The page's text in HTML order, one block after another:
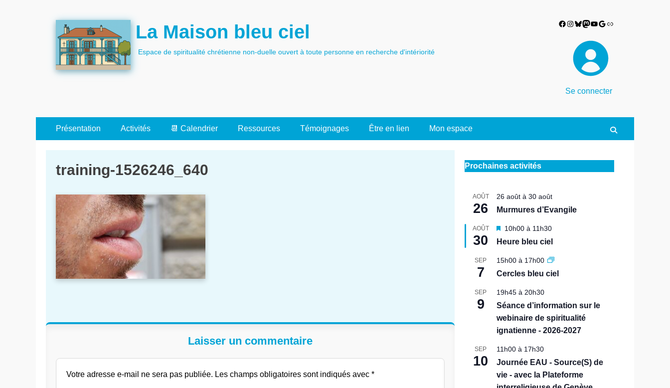
La Maison bleu ciel
Espace de spiritualité chrétienne non-duelle ouvert à toute personne en recherche d'intériorité
Facebook
Instagram
Bluesky
Mastodon
YouTube
Google
Lien
Se connecter
Menu
primaire
Présentation Activités 📆 Calendrier Ressources Témoignages Être en lien Mon espace
training-1526246_640
Laisser un commentaire
Votre adresse e-mail ne sera pas publiée. Les champs obligatoires sont indiqués avec *
Prochaines activités
AOÛT
26
26 août à 30 août
Murmures d’Evangile
AOÛT
30
M
s
e
a
a
n
10h00 à 11h30
Heure bleu ciel
SEP
7
15h00 à 17h00
Cercles bleu ciel
SEP
9
19h45 à 20h30
Séance d’information sur le
webinaire de spiritualité
ignatienne - 2026-2027
SEP
10
11h00 à 17h30
Journée EAU - Source(S) de
vie - avec la Plateforme